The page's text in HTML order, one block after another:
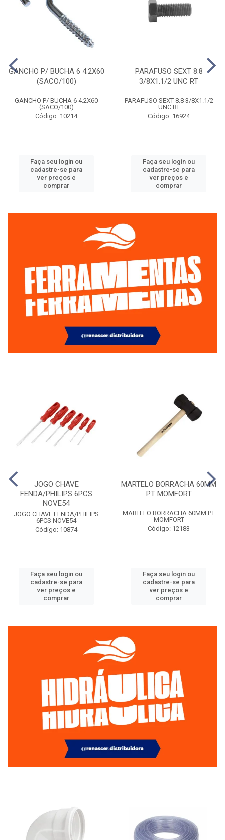
GANCHO P/ BUCHA 6 4.2X60
(SACO/100)
GANCHO P/ BUCHA 6 4.2X60
(SACO/100)
Código: 10214
Faça seu login ou
cadastre-se para
ver preços e
comprar
PARAFUSO SEXT 8.8
3/8X1.1/2 UNC RT
PARAFUSO SEXT 8.8 3/8X1.1/2
UNC RT
Código: 16924
Faça seu login ou
cadastre-se para
ver preços e
comprar
JOGO CHAVE
FENDA/PHILIPS 6PCS
NOVE54
JOGO CHAVE FENDA/PHILIPS
6PCS NOVE54
Código: 10874
Faça seu login ou
cadastre-se para
ver preços e
comprar
MARTELO BORRACHA 60MM
PT MOMFORT
MARTELO BORRACHA 60MM PT
MOMFORT
Código: 12183
Faça seu login ou
cadastre-se para
ver preços e
comprar